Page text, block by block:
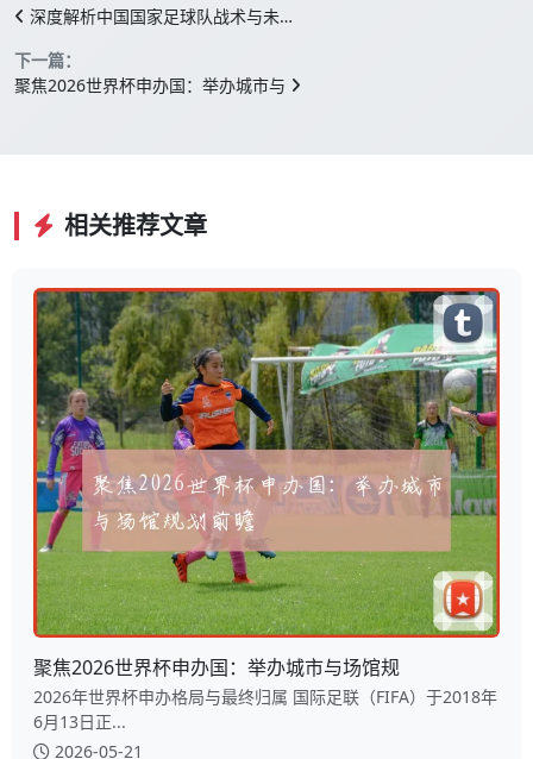
深度解析中国国家足球队战术与未…
下一篇：
聚焦2026世界杯申办国：举办城市与
相关推荐文章
聚焦2026世界杯申办国：举办城市与场馆规
2026年世界杯申办格局与最终归属 国际足联（FIFA）于2018年
6月13日正...
2026-05-21